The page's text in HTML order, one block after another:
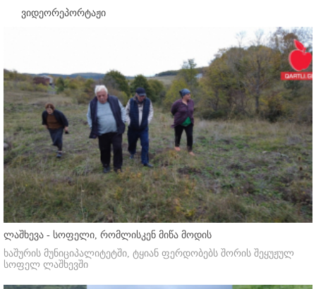
ვიდეორეპორტაჟი
ლაშხევა - სოფელი, რომლისკენ მიწა მოდის
ხაშურის მუნიციპალიტეტში, ტყიან ფერდობებს შორის შეყუჟულ
სოფელ ლაშხევში